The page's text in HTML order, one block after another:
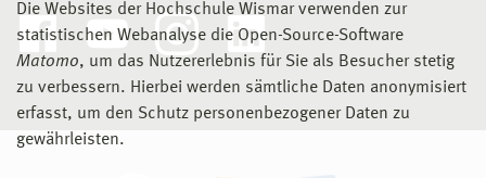
Die Websites der Hochschule Wismar verwenden zur
statistischen Webanalyse die Open-Source-Software
Matomo, um das Nutzererlebnis für Sie als Besucher stetig
zu verbessern. Hierbei werden sämtliche Daten anonymisiert
erfasst, um den Schutz personenbezogener Daten zu
gewährleisten.